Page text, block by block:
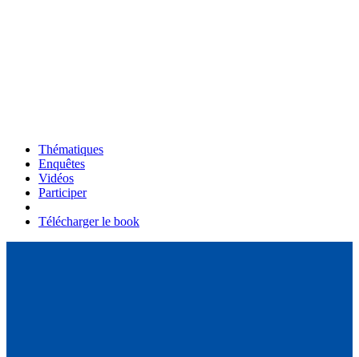
Thématiques
Enquêtes
Vidéos
Participer
Télécharger le book